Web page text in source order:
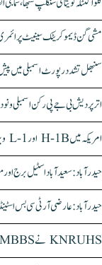
مشی گن ڈیموکریٹک سینیٹ پرائمری
سنبھل تشدد رپورٹ اسمبلی میں
اتر پردیش بی جے پی رکن اسمبلی
امریکہ میں H-1B اور L-1 ویزا ہولڈرز کے لیے بڑی راحت، اب ملک چھوڑے بغیر ویزا تجدید ممکن
حیدرآباد: سعیدآباد اسٹیل برج اور
حیدرآباد: عارضی آر ٹی سی بس
KNRUHS نے MBBS اور BDS داخلوں کا نوٹیفکیشن جاری کر دیا